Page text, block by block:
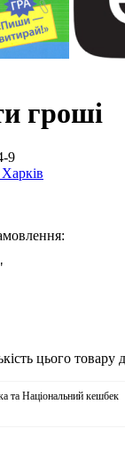
гроші
9
цього
та Національний кешбек